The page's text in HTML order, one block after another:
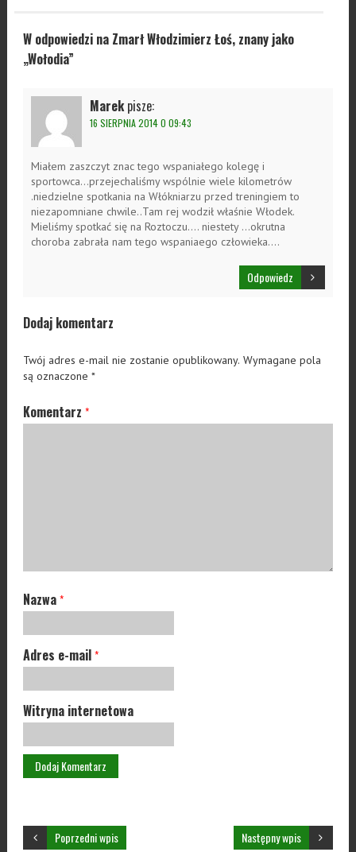
W odpowiedzi na Zmarł Włodzimierz Łoś, znany jako
„Wołodia”
Marek pisze:
16 SIERPNIA 2014 O 09:43
Miałem zaszczyt znac tego wspaniałego kolegę i
sportowca…przejechaliśmy wspólnie wiele kilometrów
.niedzielne spotkania na Włókniarzu przed treningiem to
niezapomniane chwile..Tam rej wodził właśnie Włodek.
Mieliśmy spotkać się na Roztoczu…. niestety …okrutna
choroba zabrała nam tego wspaniaego człowieka….
Odpowiedz
Dodaj komentarz
Twój adres e-mail nie zostanie opublikowany. Wymagane pola
są oznaczone*
Komentarz*
Nazwa*
Adres e-mail*
Witryna internetowa
Następny wpis
Poprzedni wpis